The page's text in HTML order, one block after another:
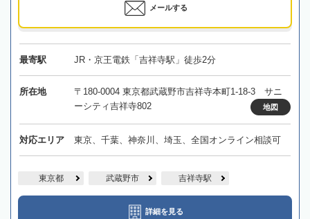
メールする
最寄駅 JR・京王電鉄「吉祥寺駅」徒歩2分
所在地
〒180-0004 東京都武蔵野市吉祥寺本町1-18-3 サニ
ーシティ吉祥寺802
地図
対応エリア 東京、千葉、神奈川、埼玉、全国オンライン相談可
東京都 武蔵野市 吉祥寺駅
詳細を見る